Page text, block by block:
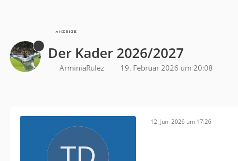
Der Kader 2026/2027
ArminiaRulez 19. Februar 2026 um 20:08
12. Juni 2026 um 17:26